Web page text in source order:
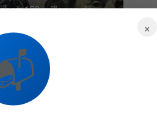
150 millones de
2021 667
×